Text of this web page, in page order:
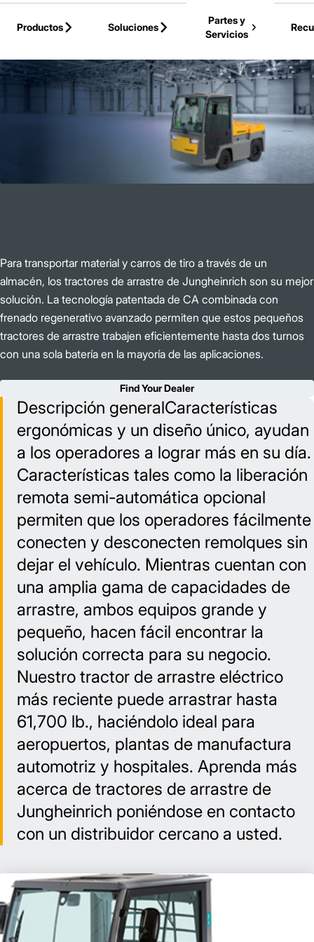
Productos
Soluciones
Partes y
Servicios
Para transportar material y carros de tiro a través de un
almacén, los tractores de arrastre de Jungheinrich son su mejor
solución. La tecnología patentada de CA combinada con
frenado regenerativo avanzado permiten que estos pequeños
tractores de arrastre trabajen eficientemente hasta dos turnos
con una sola batería en la mayoría de las aplicaciones.
Find Your Dealer
Descripción generalCaracterísticas
ergonómicas y un diseño único, ayudan
a los operadores a lograr más en su día.
Características tales como la liberación
remota semi-automática opcional
permiten que los operadores fácilmente
conecten y desconecten remolques sin
dejar el vehículo. Mientras cuentan con
una amplia gama de capacidades de
arrastre, ambos equipos grande y
pequeño, hacen fácil encontrar la
solución correcta para su negocio.
Nuestro tractor de arrastre eléctrico
más reciente puede arrastrar hasta
61,700 lb., haciéndolo ideal para
aeropuertos, plantas de manufactura
automotriz y hospitales. Aprenda más
acerca de tractores de arrastre de
Jungheinrich poniéndose en contacto
con un distribuidor cercano a usted.